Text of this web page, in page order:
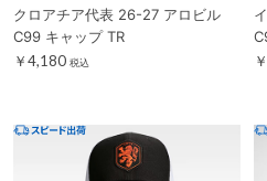
クロアチア代表 26-27 アロビル
C99 キャップ TR
￥4,180 税込